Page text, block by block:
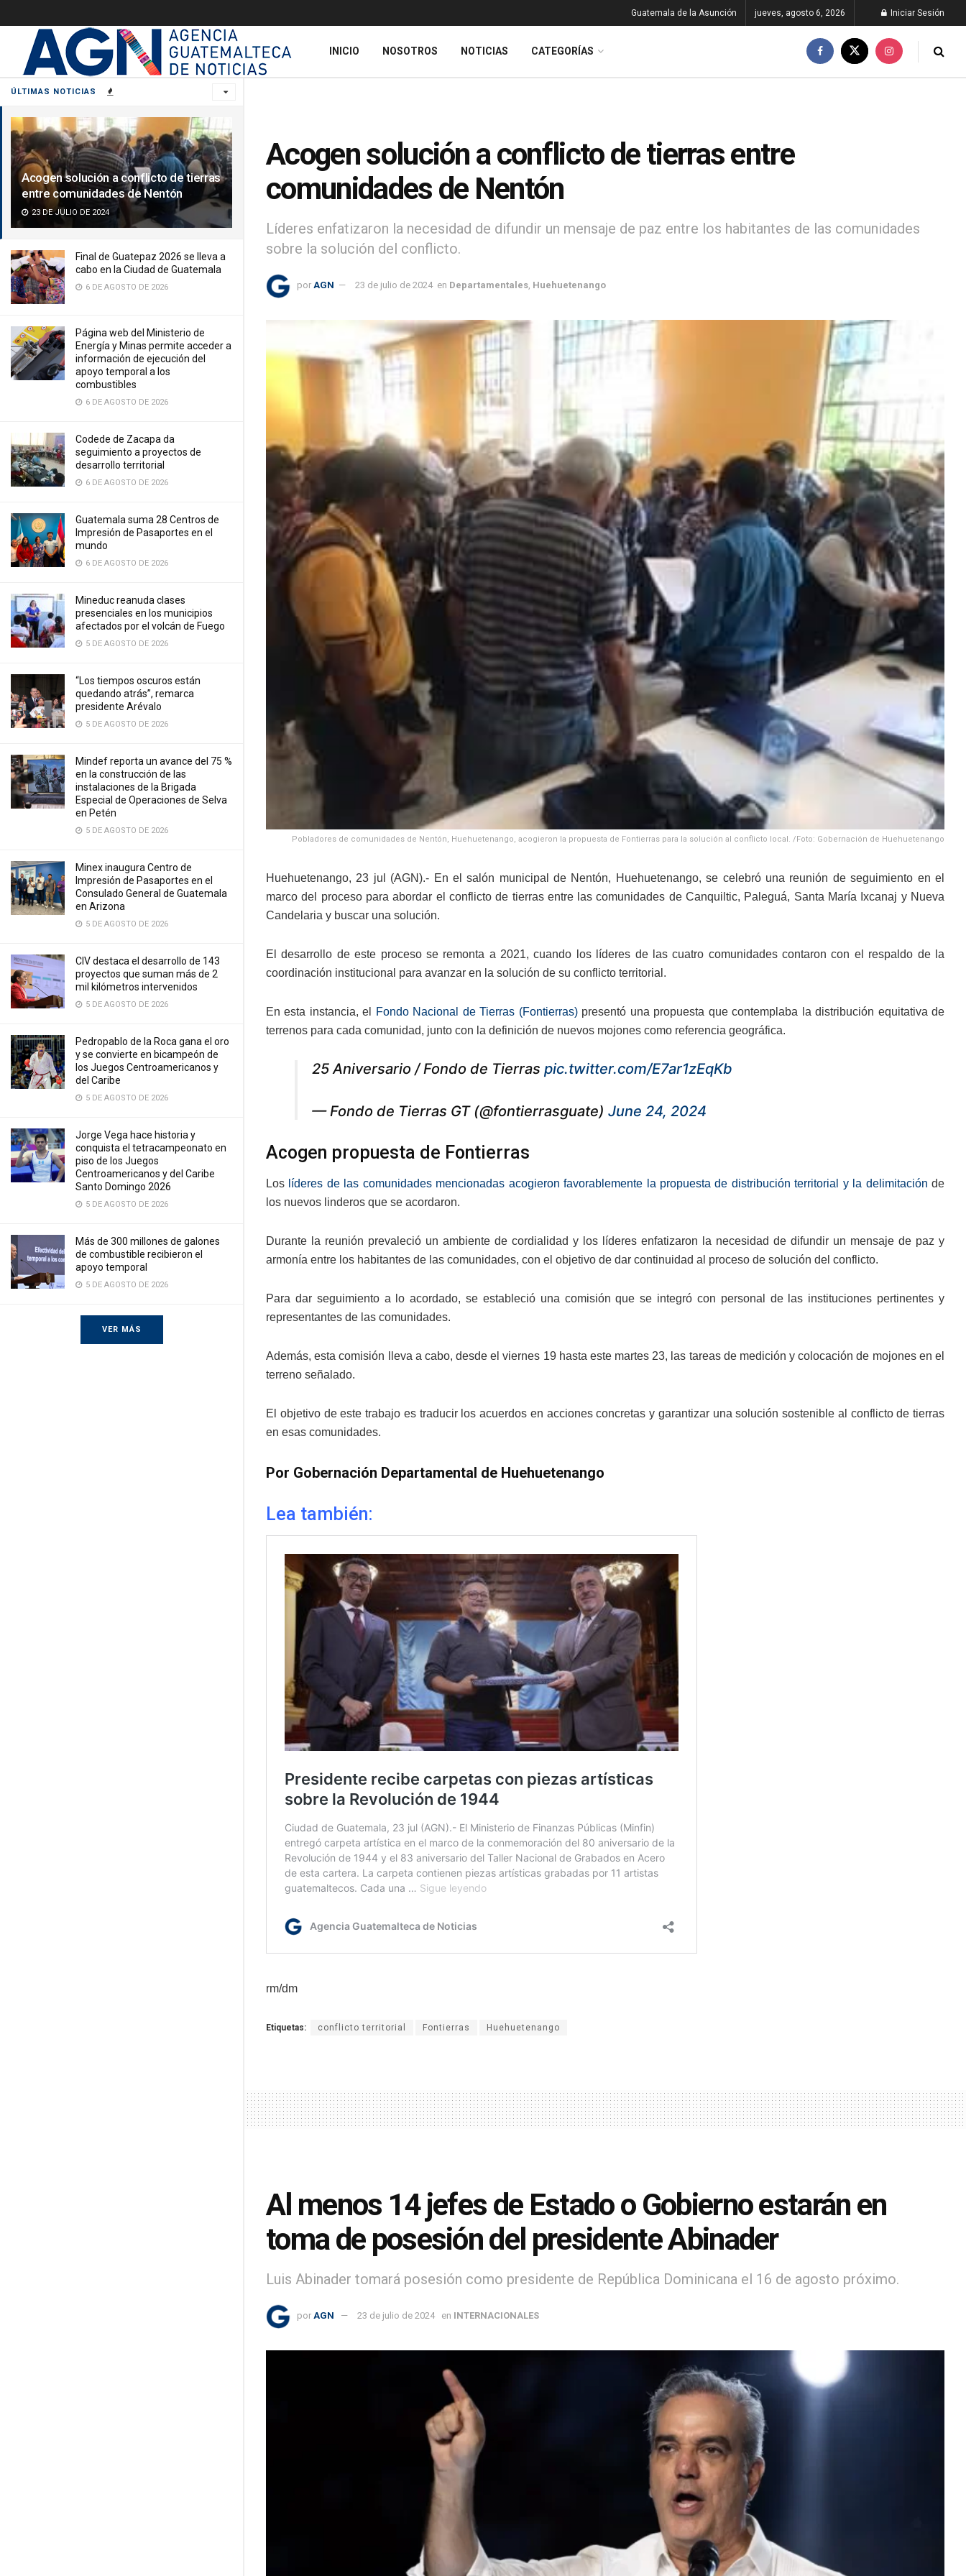
ÚLTIMAS NOTICIAS
Acogen solución a conflicto de tierras
entre comunidades de Nentón
23 DE JULIO DE 2024
Final de Guatepaz 2026 se lleva a
cabo en la Ciudad de Guatemala
6 DE AGOSTO DE 2026
Página web del Ministerio de
Energía y Minas permite acceder a
información de ejecución del
apoyo temporal a los
combustibles
6 DE AGOSTO DE 2026
Codede de Zacapa da
seguimiento a proyectos de
desarrollo territorial
6 DE AGOSTO DE 2026
Guatemala suma 28 Centros de
Impresión de Pasaportes en el
mundo
6 DE AGOSTO DE 2026
Mineduc reanuda clases
presenciales en los municipios
afectados por el volcán de Fuego
5 DE AGOSTO DE 2026
“Los tiempos oscuros están
quedando atrás”, remarca
presidente Arévalo
5 DE AGOSTO DE 2026
Mindef reporta un avance del 75 %
en la construcción de las
instalaciones de la Brigada
Especial de Operaciones de Selva
en Petén
5 DE AGOSTO DE 2026
Minex inaugura Centro de
Impresión de Pasaportes en el
Consulado General de Guatemala
en Arizona
5 DE AGOSTO DE 2026
CIV destaca el desarrollo de 143
proyectos que suman más de 2
mil kilómetros intervenidos
5 DE AGOSTO DE 2026
Pedropablo de la Roca gana el oro
y se convierte en bicampeón de
los Juegos Centroamericanos y
del Caribe
5 DE AGOSTO DE 2026
Jorge Vega hace historia y
conquista el tetracampeonato en
piso de los Juegos
Centroamericanos y del Caribe
Santo Domingo 2026
5 DE AGOSTO DE 2026
Más de 300 millones de galones
de combustible recibieron el
apoyo temporal
5 DE AGOSTO DE 2026
VER MÁS
Guatemala de la Asunción jueves, agosto 6, 2026 Iniciar Sesión
INICIO NOSOTROS NOTICIAS CATEGORÍAS
Acogen solución a conflicto de tierras entre
comunidades de Nentón
Líderes enfatizaron la necesidad de difundir un mensaje de paz entre los habitantes de las comunidades
sobre la solución del conflicto.
por AGN 23 de julio de 2024 en Departamentales Huehuetenango
Pobladores de comunidades de Nentón, Huehuetenango, acogieron la propuesta de Fontierras para la solución al conflicto local. /Foto: Gobernación de Huehuetenango
Huehuetenango, 23 jul (AGN).- En el salón municipal de Nentón, Huehuetenango, se celebró una reunión de seguimiento en el
marco del proceso para abordar el conflicto de tierras entre las comunidades de Canquiltic, Paleguá, Santa María Ixcanaj y Nueva
Candelaria y buscar una solución.
El desarrollo de este proceso se remonta a 2021, cuando los líderes de las cuatro comunidades contaron con el respaldo de la
coordinación institucional para avanzar en la solución de su conflicto territorial.
En esta instancia, el Fondo Nacional de Tierras (Fontierras)presentó una propuesta que contemplaba la distribución equitativa de
terrenos para cada comunidad, junto con la definición de nuevos mojones como referencia geográfica.
25 Aniversario / Fondo de Tierras pic.twitter.com/E7ar1zEqKb
— Fondo de Tierras GT (@fontierrasguate) June 24, 2024
Acogen propuesta de Fontierras
Los líderes de las comunidades mencionadas acogieron favorablemente la propuesta de distribución territorial y la delimitación de
los nuevos linderos que se acordaron.
Durante la reunión prevaleció un ambiente de cordialidad y los líderes enfatizaron la necesidad de difundir un mensaje de paz y
armonía entre los habitantes de las comunidades, con el objetivo de dar continuidad al proceso de solución del conflicto.
Para dar seguimiento a lo acordado, se estableció una comisión que se integró con personal de las instituciones pertinentes y
representantes de las comunidades.
Además, esta comisión lleva a cabo, desde el viernes 19 hasta este martes 23, las tareas de medición y colocación de mojones en el
terreno señalado.
El objetivo de este trabajo es traducir los acuerdos en acciones concretas y garantizar una solución sostenible al conflicto de tierras
en esas comunidades.
Por Gobernación Departamental de Huehuetenango
Lea también:
rm/dm
Etiquetas: conflicto territorial Fontierras Huehuetenango
Al menos 14 jefes de Estado o Gobierno estarán en
toma de posesión del presidente Abinader
Luis Abinader tomará posesión como presidente de República Dominicana el 16 de agosto próximo.
por AGN 23 de julio de 2024 en INTERNACIONALES